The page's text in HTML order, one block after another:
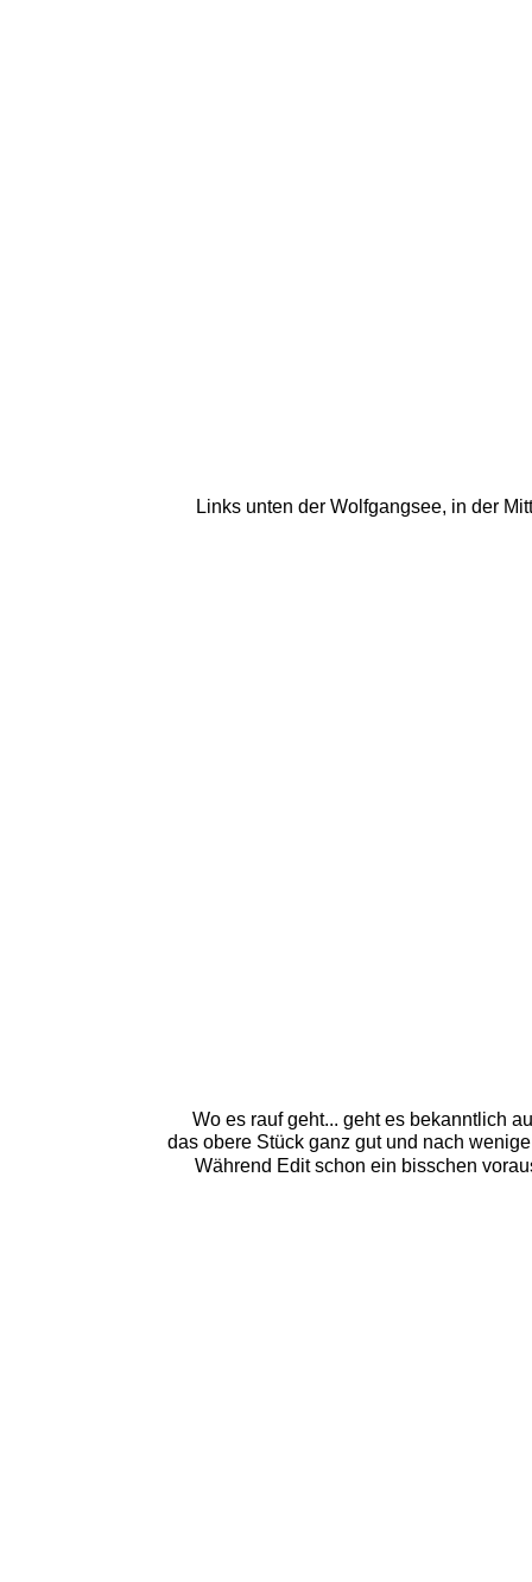
Wo es rauf geht... geht es bekanntlich
das obere Stück ganz gut und nach
Während Edit schon ein bisschen
Links unten der Wolfgangsee, in der